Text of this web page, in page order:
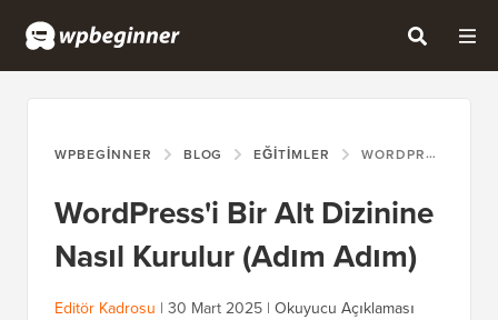
WPBEGINNER BLOG EĞITIMLER WORDPRESS'I BIR ALT DIZININE NASIL KURULUR (ADIM ADIM)
WordPress'i Bir Alt Dizinine
Nasıl Kurulur (Adım Adım)
Editör Kadrosu | 30 Mart 2025 | Okuyucu Açıklaması